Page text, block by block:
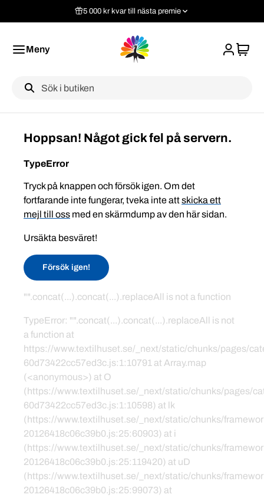
5 000 kr kvar till nästa premie
Meny
Label
Hoppsan! Något gick fel på servern.
TypeError
Tryck på knappen och försök igen. Om det
fortfarande inte fungerar, tveka inte attskicka ett
mejl till oss med en skärmdump av den här sidan.
Ursäkta besväret!
Försök igen!
"".concat(...).concat(...).replaceAll is not a function
TypeError: "".concat(...).concat(...).replaceAll is not
a function at
https://www.textilhuset.se/_next/static/chunks/pages/
60d73422cc57ed3c.js:1:10791 at Array.map
(<anonymous>) at O
(https://www.textilhuset.se/_next/static/chunks/pages/
60d73422cc57ed3c.js:1:10598) at lk
(https://www.textilhuset.se/_next/static/chunks/
20126418c06c39b0.js:25:60903) at i
(https://www.textilhuset.se/_next/static/chunks/
20126418c06c39b0.js:25:119420) at uD
(https://www.textilhuset.se/_next/static/chunks/
20126418c06c39b0.js:25:99073) at